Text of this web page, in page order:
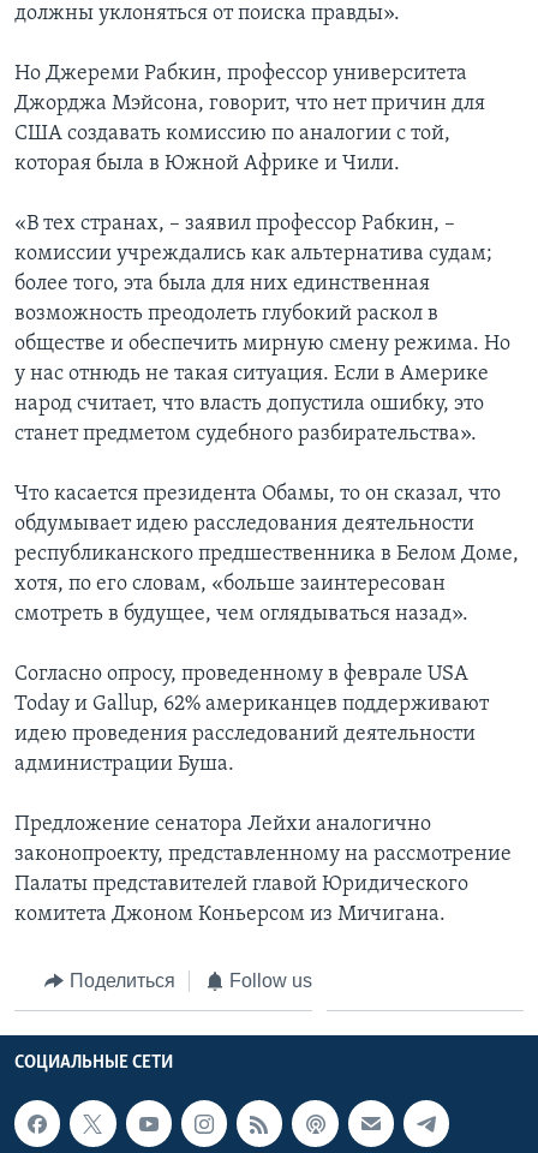
должны уклоняться от поиска правды».
Но Джереми Рабкин, профессор университета
Джорджа Мэйсона, говорит, что нет причин для
США создавать комиссию по аналогии с той,
которая была в Южной Африке и Чили.
«В тех странах, – заявил профессор Рабкин, –
комиссии учреждались как альтернатива судам;
более того, эта была для них единственная
возможность преодолеть глубокий раскол в
обществе и обеспечить мирную смену режима. Но
у нас отнюдь не такая ситуация. Если в Америке
народ считает, что власть допустила ошибку, это
станет предметом судебного разбирательства».
Что касается президента Обамы, то он сказал, что
обдумывает идею расследования деятельности
республиканского предшественника в Белом Доме,
хотя, по его словам, «больше заинтересован
смотреть в будущее, чем оглядываться назад».
Согласно опросу, проведенному в феврале USA
Today и Gallup, 62% американцев поддерживают
идею проведения расследований деятельности
администрации Буша.
Предложение сенатора Лейхи аналогично
законопроекту, представленному на рассмотрение
Палаты представителей главой Юридического
комитета Джоном Коньерсом из Мичигана.
Поделиться Follow us
СОЦИАЛЬНЫЕ СЕТИ